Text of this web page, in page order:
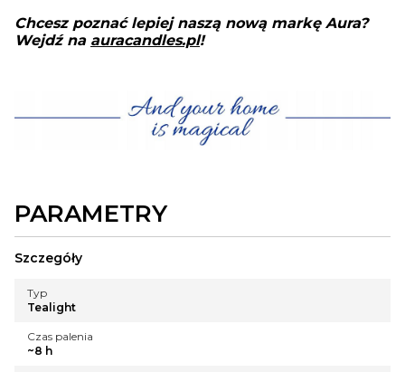
Chcesz poznać lepiej naszą nową markę Aura?
Wejdź na auracandles.pl!
PARAMETRY
Szczegóły
Typ
Tealight
Czas palenia
~8 h